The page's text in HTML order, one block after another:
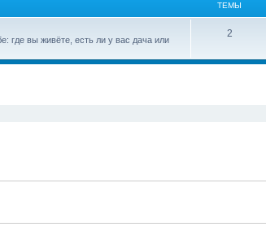
ТЕМЫ
где вы живёте, есть ли у вас дача или
2